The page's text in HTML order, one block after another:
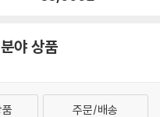
야 상품
주문/배송